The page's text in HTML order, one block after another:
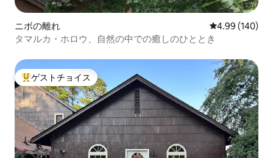
ニボの離れ レビュー140
4.99 (140)
タマルカ・ホロウ、自然の中での癒しのひととき
大好評のゲストチョイスです。
ゲストチョイス